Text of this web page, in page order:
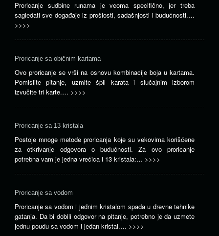
Proricanje sudbine runama je veoma specifično, jer treba
sagledati sve događaje iz prošlosti, sadašnjosti i budućnosti.…
>>>>
Proricanje sa običnim kartama
Ovo proricanje se vrši na osnovu kombinacije boja u kartama.
Pomislite pitanje, uzmite špil karata i slučajnim izborom
izvučite tri karte.… >>>>
Proricanje sa 13 kristala
Postoje mnoge metode proricanja koje su vekovima korišćene
za otkrivanje odgovora o budućnosti. Za ovo proricanje
potrebna vam je jedna vrećica i 13 kristala:… >>>>
Proricanje sa vodom
Proricanje sa vodom i jednim kristalom spada u drevne tehnike
gatanja. Da bi dobili odgovor na pitanje, potrebno je da uzmete
jednu poudu sa vodom i jedan kristal.… >>>>